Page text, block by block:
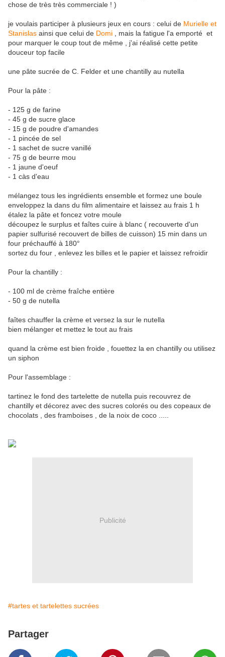
chose de très très commerciale ! )
je voulais participer à plusieurs jeux en cours : celui de Murielle et
Stanislas ainsi que celui de Domi , mais la fatigue l'a emporté et
pour marquer le coup tout de même , j'ai réalisé cette petite
douceur top facile
une pâte sucrée de C. Felder et une chantilly au nutella
Pour la pâte :
- 125 g de farine
- 45 g de sucre glace
- 15 g de poudre d'amandes
- 1 pincée de sel
- 1 sachet de sucre vanillé
- 75 g de beurre mou
- 1 jaune d'oeuf
- 1 càs d'eau
mélangez tous les ingrédients ensemble et formez une boule
enveloppez la dans du film alimentaire et laissez au frais 1 h
étalez la pâte et foncez votre moule
découpez le surplus et faîtes cuire à blanc ( recouverte d'un
papier sulfurisé recouvert de billes de cuisson) 15 min dans un
four préchauffé à 180°
sortez du four , enlevez les billes et le papier et laissez refroidir
Pour la chantilly :
- 100 ml de crème fraîche entière
- 50 g de nutella
faîtes chauffer la crème et versez la sur le nutella
bien mélanger et mettez le tout au frais
quand la crème est bien froide , fouettez la en chantilly ou utilisez
un siphon
Pour l'assemblage :
tartinez le fond des tartelette de nutella puis recouvrez de
chantilly et décorez avec des sucres colorés ou des copeaux de
chocolats , des framboises , de la noix de coco .....
Publicité
#tartes et tartelettes sucrées
Partager